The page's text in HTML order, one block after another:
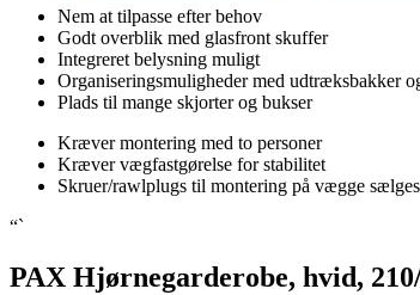
Nem at tilpasse efter behov
Godt overblik med glasfront skuffer
Integreret belysning muligt
Organiseringsmuligheder med udtræksbakker
Plads til mange skjorter og bukser
Kræver montering med to personer
Kræver vægfastgørelse for stabilitet
Skruer/rawlplugs til montering på vægge sælges
“`
PAX Hjørnegarderobe, hvid,